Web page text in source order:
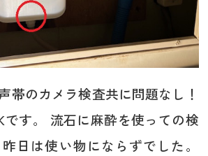
帯のカメラ検査共に問題なし！
です。 流石に麻酔を使っての検
日は使い物にならずでした。